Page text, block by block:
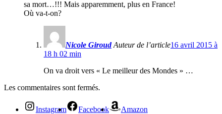
sa mort…!!! Mais apparemment, plus en France!
Où va-t-on?
Nicole Giroud Auteur de l’article16 avril 2015 à
18 h 02 min
On va droit vers « Le meilleur des Mondes » …
Les commentaires sont fermés.
Instagram Facebook Amazon